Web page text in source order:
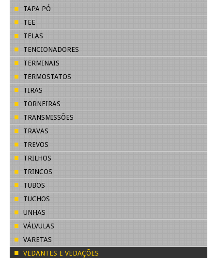
TAPA PÓ
TEE
TELAS
TENCIONADORES
TERMINAIS
TERMOSTATOS
TIRAS
TORNEIRAS
TRANSMISSÕES
TRAVAS
TREVOS
TRILHOS
TRINCOS
TUBOS
TUCHOS
UNHAS
VÁLVULAS
VARETAS
VEDANTES E VEDAÇÕES